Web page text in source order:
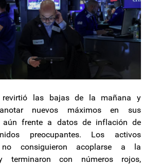
revirtió las bajas de la mañana y
nuevos máximos en sus
aún frente a datos de inflación de
preocupantes. Los activos
no consiguieron acoplarse a la
terminaron con números rojos,